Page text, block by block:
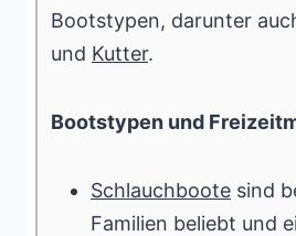
Bootstypen, darunter
und Kutter.
Bootstypen und
Schlauchboote sind
Familien beliebt und